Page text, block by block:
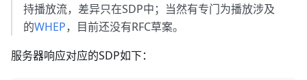
持播放流，差异只在SDP中；当然有专门为播放涉及
的WHEP，目前还没有RFC草案。
服务器响应对应的SDP如下：